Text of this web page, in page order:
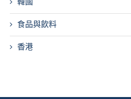
食品與飲料
香港